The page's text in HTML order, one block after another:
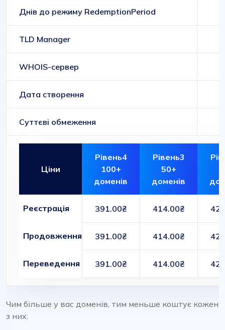
Днів до режиму RedemptionPeriod
TLD Manager
WHOIS-сервер
Дата створення
Суттєві обмеження
Ціни
Рівень4
100+
доменів
Рівень3
50+
доменів
Реєстрація 391.00₴ 414.00₴
Продовження 391.00₴ 414.00₴
Переведення 391.00₴ 414.00₴
Чим більше у вас доменів, тим меньше коштує кожен
з них: